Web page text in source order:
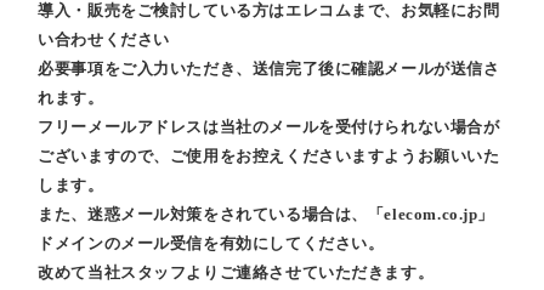
導入・販売をご検討している方はエレコムまで、お気軽にお問
い合わせください
必要事項をご入力いただき、送信完了後に確認メールが送信さ
れます。
フリーメールアドレスは当社のメールを受付けられない場合が
ございますので、ご使用をお控えくださいますようお願いいた
します。
また、迷惑メール対策をされている場合は、「elecom.co.jp」
ドメインのメール受信を有効にしてください。
改めて当社スタッフよりご連絡させていただきます。